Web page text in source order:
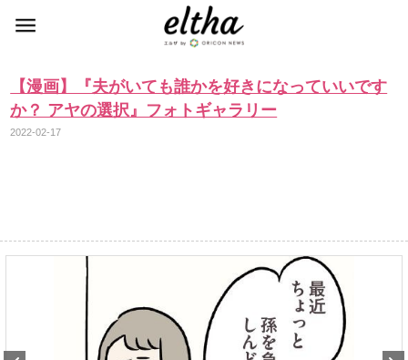
【漫画】『夫がいても誰かを好きになっていいです
か？ アヤの選択』フォトギャラリー
2022-02-17